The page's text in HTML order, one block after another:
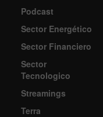
Podcast
Sector Energético
Sector Financiero
Sector
Tecnologico
Streamings
Terra